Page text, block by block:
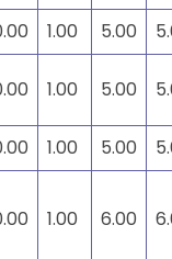
1.00 5.00
1.00 5.00
1.00 5.00
1.00 6.00